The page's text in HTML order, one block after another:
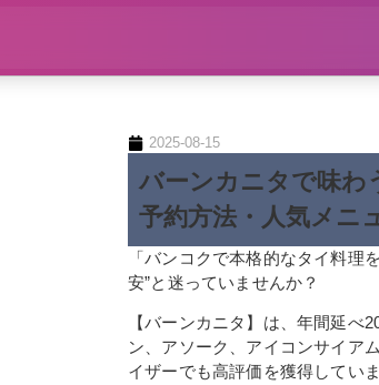
2025-08-15
バーンカニタで味わ
予約方法・人気メニ
「バンコクで本格的なタイ料理
安”と迷っていませんか？
【バーンカニタ】は、年間延べ
ン、アソーク、アイコンサイア
イザーでも高評価を獲得していま